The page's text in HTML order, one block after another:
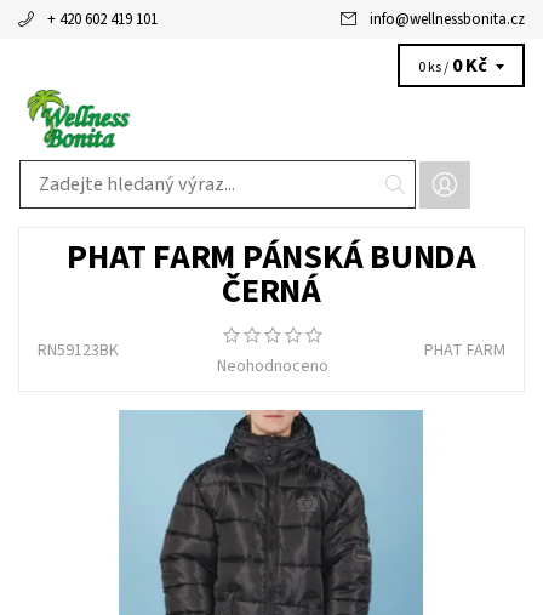
+ 420 602 419 101 info@wellnessbonita.cz
0 ks / 0 Kč
PHAT FARM PÁNSKÁ BUNDA
ČERNÁ
RN59123BK
Neohodnoceno
PHAT FARM